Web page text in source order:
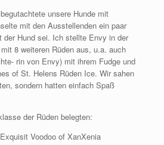
unsere Hunde mit
mit den Ausstellenden ein paar
der Hund sei. Ich stellte Envy in der
8 weiteren Rüden aus, u.a. auch
rin von Envy) mit ihrem Fudge und
of St. Helens Rüden Ice. Wir sahen
sondern hatten einfach Spaß
der Rüden belegten:
Voodoo of XanXenia